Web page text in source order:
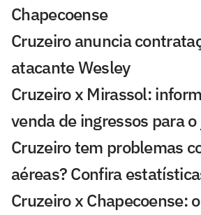
Chapecoense
Cruzeiro anuncia
atacante Wesley
Cruzeiro x Mirassol:
venda de ingressos para o
Cruzeiro tem problemas
aéreas? Confira
Cruzeiro x Chapecoense: